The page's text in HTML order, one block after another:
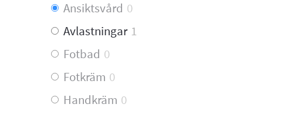
Ansiktsvård 0
Avlastningar 1
Fotbad 0
Fotkräm 0
Handkräm 0